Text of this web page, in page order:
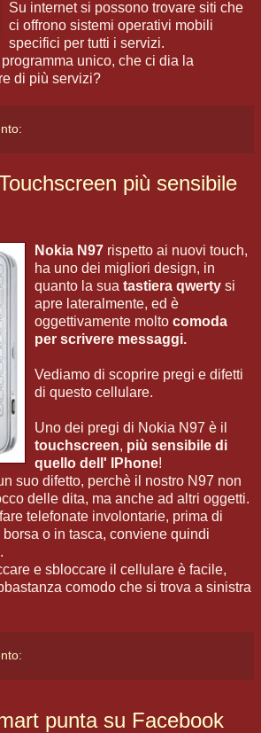
Su internet si possono trovare siti che
ci offrono sistemi operativi mobili
specifici per tutti i servizi.
unico, che ci dia la
di più servizi?
più sensibile
Nokia N97 rispetto ai nuovi touch,
ha uno dei migliori design, in
quanto la sua tastiera qwerty si
apre lateralmente, ed è
oggettivamente molto comoda
per scrivere messaggi.
Vediamo di scoprire pregi e difetti
di questo cellulare.
Uno dei pregi di Nokia N97 è il
touchscreen, più sensibile di
quello dell' IPhone!
suo difetto, perchè il nostro N97 non
delle dita, ma anche ad altri oggetti.
telefonate involontarie, prima di
o in tasca, conviene quindi
e sbloccare il cellulare è facile,
comodo che si trova a sinistra
punta su Facebook